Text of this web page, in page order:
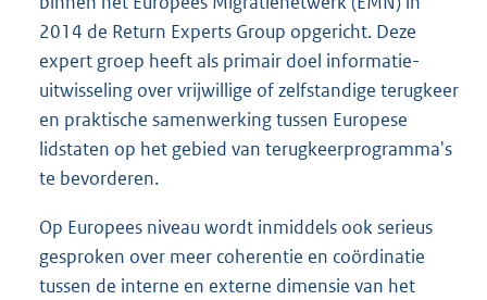
2014 de Return Experts Group opgericht. Deze
expert groep heeft als primair doel informatie-
uitwisseling over vrijwillige of zelfstandige terugkeer
en praktische samenwerking tussen Europese
lidstaten op het gebied van terugkeerprogramma's
te bevorderen.
Op Europees niveau wordt inmiddels ook serieus
gesproken over meer coherentie en coördinatie
tussen de interne en externe dimensie van het